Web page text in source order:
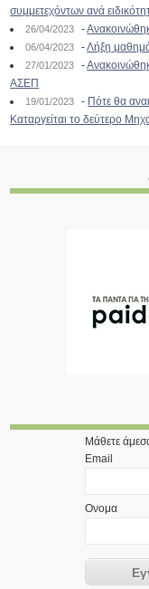
συμμετεχόντων ανά
26/04/2023 -
06/04/2023 -Λήξη
27/01/2023 -
ΑΣΕΠ
19/01/2023 - Πότε θα
Καταργείται το δεύτερο
Μάθετε
Email
Ονομα